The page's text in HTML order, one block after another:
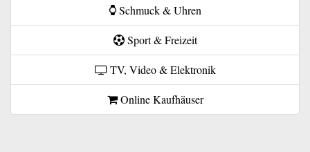
Schmuck & Uhren
Sport & Freizeit
TV, Video & Elektronik
Online Kaufhäuser